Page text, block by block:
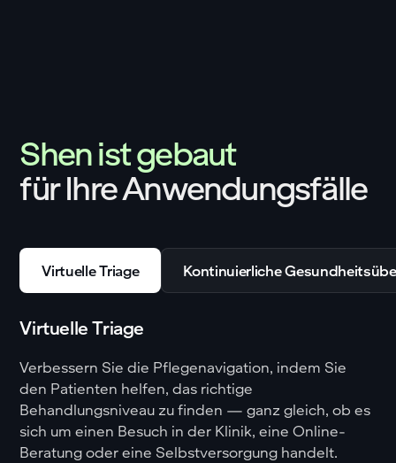
Shen ist gebaut
für Ihre Anwendungsfälle
Virtuelle Triage Kontinuierliche
Virtuelle Triage
Verbessern Sie die Pflegenavigation, indem Sie
den Patienten helfen, das richtige
Behandlungsniveau zu finden — ganz gleich, ob es
sich um einen Besuch in der Klinik, eine Online-
Beratung oder eine Selbstversorgung handelt.